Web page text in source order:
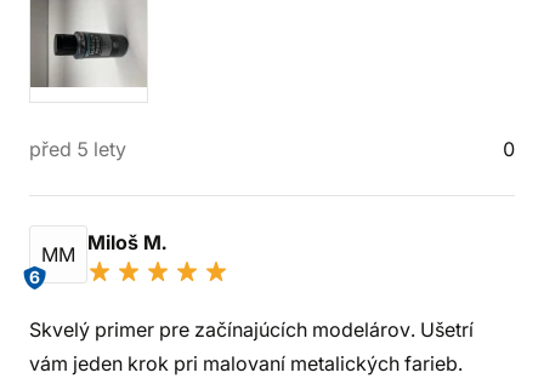
před 5 lety 0
MM
6
Miloš M.
Skvelý primer pre začínajúcích modelárov. Ušetrí
vám jeden krok pri malovaní metalických farieb.